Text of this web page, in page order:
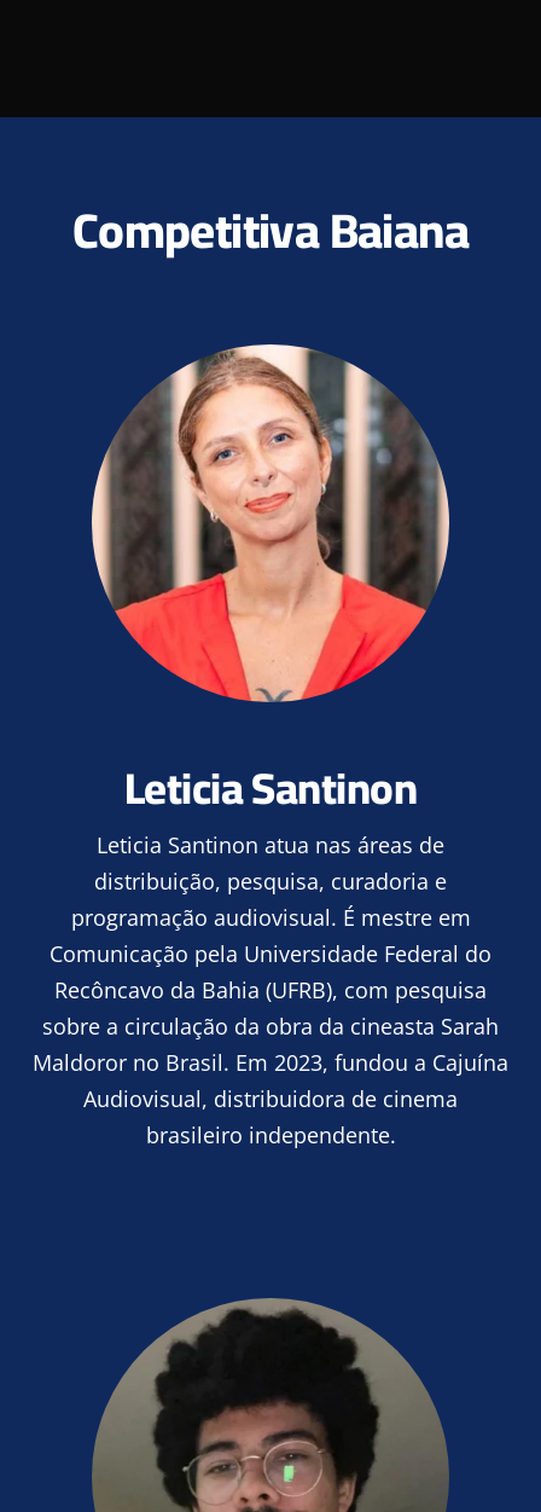
Competitiva Baiana
Leticia Santinon
Leticia Santinon atua nas áreas de
distribuição, pesquisa, curadoria e
programação audiovisual. É mestre em
Comunicação pela Universidade Federal do
Recôncavo da Bahia (UFRB), com pesquisa
sobre a circulação da obra da cineasta Sarah
Maldoror no Brasil. Em 2023, fundou a Cajuína
Audiovisual, distribuidora de cinema
brasileiro independente.